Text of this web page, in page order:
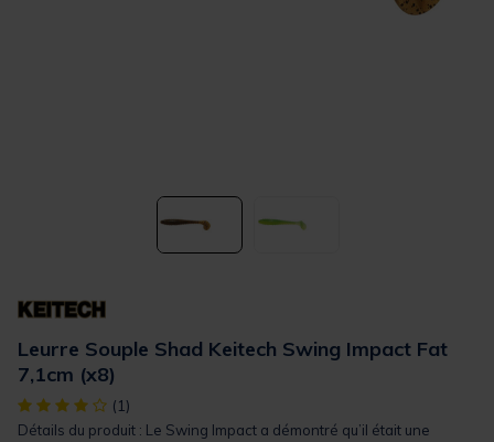
Leurre Souple Shad Keitech Swing Impact Fat
7,1cm (x8)
[object Object] out of 5 Customer Rating
(1)
Détails du produit : Le Swing Impact a démontré qu’il était une